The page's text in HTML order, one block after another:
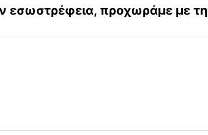
εσωστρέφεια, προχωράμε με